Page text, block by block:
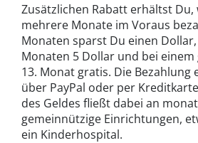
Zusätzlichen Rabatt erhältst
mehrere Monate im Voraus
Monaten sparst Du einen
Monaten 5 Dollar und bei einem
13. Monat gratis. Die
über PayPal oder per
des Geldes fließt dabei an
gemeinnützige Einrichtungen,
ein Kinderhospital.